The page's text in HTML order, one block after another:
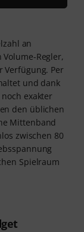
an
Regler,
Verfügung. Per
und dank
exakter
den üblichen
Mittenband
zwischen 80
Spielraum